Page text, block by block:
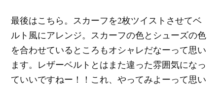
最後はこちら。スカーフを2枚ツイストさせてベ
ルト風にアレンジ。スカーフの色とシューズの色
を合わせているところもオシャレだなーって思い
ます。レザーベルトとはまた違った雰囲気になっ
ていいですねー！！これ、やってみよーって思い